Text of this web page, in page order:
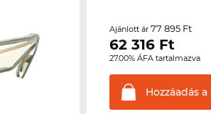
Ajánlott ár77 895 Ft
62 316 Ft
27.00% ÁFA tartalmazva
Hozzáadás a